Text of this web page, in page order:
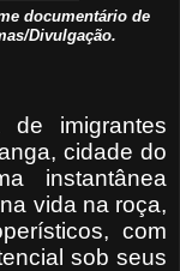
documentário de
Divulgação.
de imigrantes
cidade do
instantânea
vida na roça,
com
sob seus